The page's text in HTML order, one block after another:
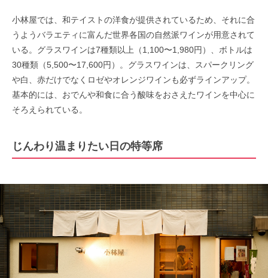
小林屋では、和テイストの洋食が提供されているため、それに合
うようバラエティに富んだ世界各国の自然派ワインが用意されて
いる。グラスワインは7種類以上（1,100〜1,980円）、ボトルは
30種類（5,500〜17,600円）。グラスワインは、スパークリング
や白、赤だけでなくロゼやオレンジワインも必ずラインアップ。
基本的には、おでんや和食に合う酸味をおさえたワインを中心に
そろえられている。
じんわり温まりたい日の特等席